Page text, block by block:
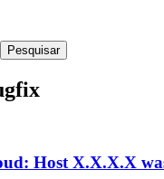
Host X.X.X.X